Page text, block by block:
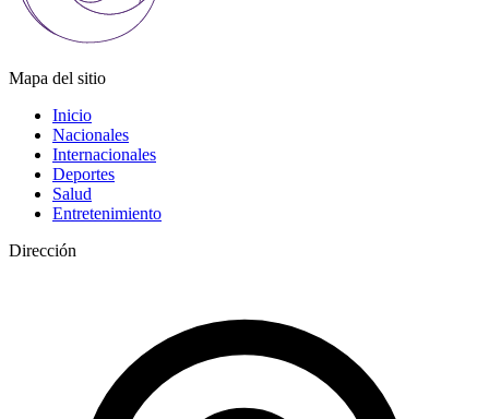
Mapa del sitio
Inicio
Nacionales
Internacionales
Deportes
Salud
Entretenimiento
Dirección